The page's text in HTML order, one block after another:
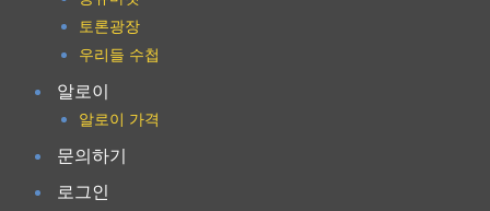
토론광장
우리들 수첩
알로이
알로이 가격
문의하기
로그인